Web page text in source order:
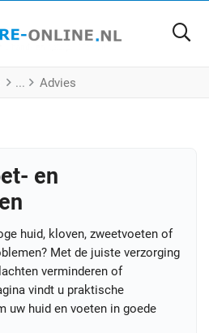
Advies
en
huid, kloven, zweetvoeten of
Met de juiste verzorging
verminderen of
vindt u praktische
uw huid en voeten in goede